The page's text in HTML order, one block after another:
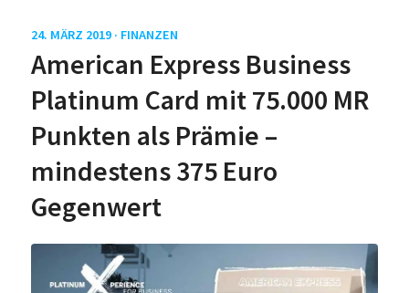
24. MÄRZ 2019 · FINANZEN
American Express Business
Platinum Card mit 75.000 MR
Punkten als Prämie –
mindestens 375 Euro
Gegenwert